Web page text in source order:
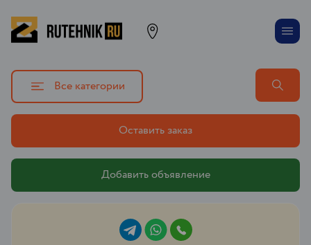
Все категории
Оставить заказ
Добавить объявление